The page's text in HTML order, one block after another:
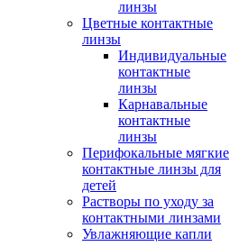
линзы
Цветные контактные
линзы
Индивидуальные
контактные
линзы
Карнавальные
контактные
линзы
Перифокальные мягкие
контактные линзы для
детей
Растворы по уходу за
контактными линзами
Увлажняющие капли